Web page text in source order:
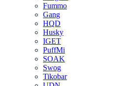
Fummo
Gang
HQD
Husky
IGET
PuffMi
SOAK
Swog
Tikobar